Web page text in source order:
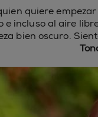
quiere
e incluso al aire
bien oscuro.